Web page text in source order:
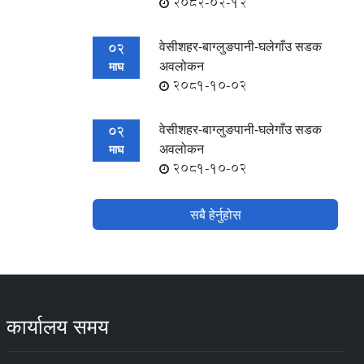
02
माघ
वेसीशहर-बाग्लुङपानी-घलेगाँउ सडक
अवलोकन
2081-10-02
02
माघ
वेसीशहर-बाग्लुङपानी-घलेगाँउ सडक
अवलोकन
2081-10-02
सबै हेर्नुहोस
कार्यालय समय